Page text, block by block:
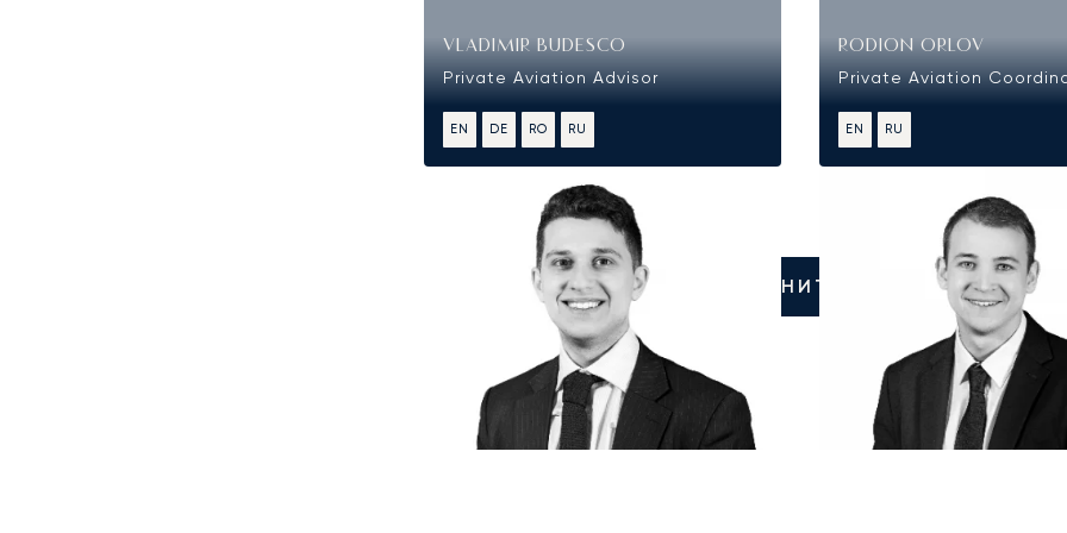
VLADIMIR BUDESCO
Private Aviation Advisor
EN DE RO RU
RODION ORLOV
Private Aviation
EN RU
ПОЗВОНИТЕ НАМ